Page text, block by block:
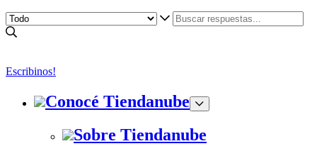
Escribinos!
Conocé Tiendanube
Sobre Tiendanube